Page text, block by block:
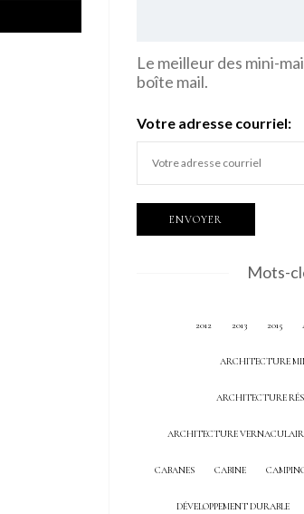
Le meilleur des mini-
boîte mail.
Votre adresse courriel:
Mots-
2012 2013 2015
ARCHITECTURE
ARCHITECTURE
ARCHITECTURE
CABANES CABINE
DÉVELOPPEMENT DURABLE